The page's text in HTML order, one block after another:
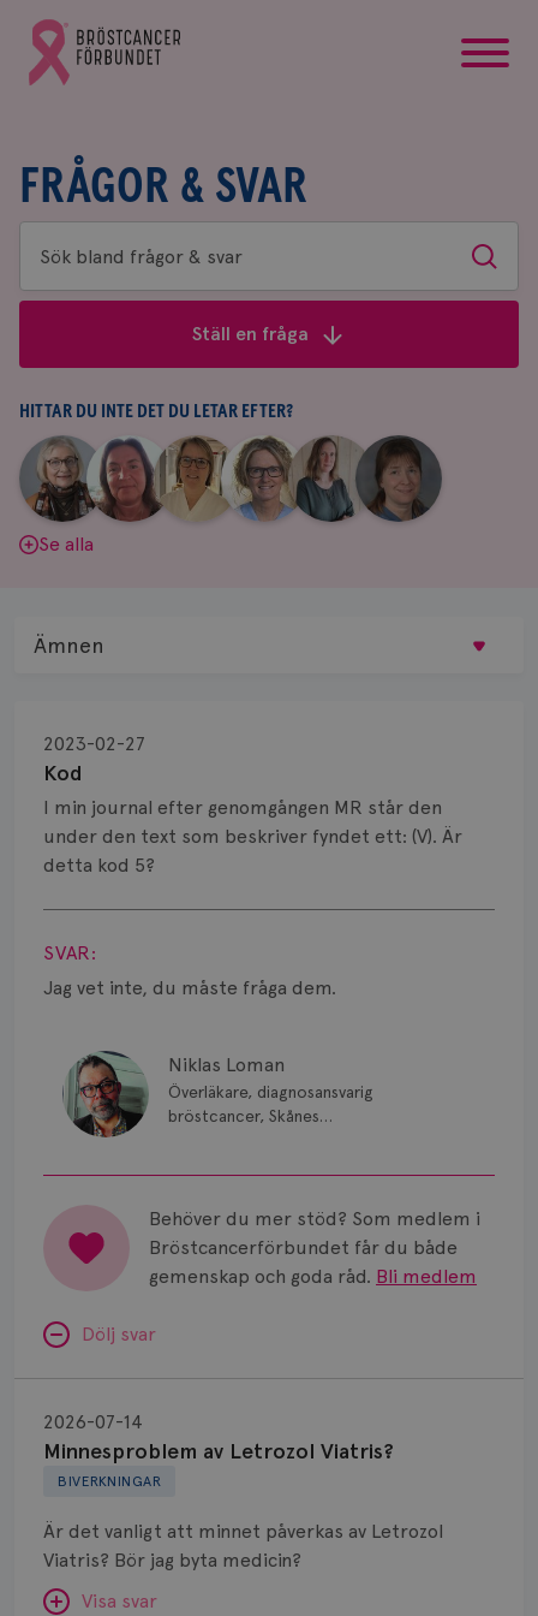
Gå
till
Bröstcancerförbundets
FRÅGOR & SVAR
Sök
bland
&
svar
Sök
Ställ en fråga
HITTAR DU INTE DET DU LETAR EFTER?
Aina
Johnsson
|
Anne
Andersson
Fredrika
Killander
|
Jeanette
Bäcklund
|
Maria
Edegran
|
Yvette
Andersson
Se alla
Kod
2023-02-27
I min journal efter genomgången MR står den
under den text som beskriver fyndet ett: (V). Är
detta kod 5?
Visa svar
SVAR:
Jag vet inte, du måste fråga dem.
Niklas Loman
Överläkare, diagnosansvarig
bröstcancer, Skånes
Behöver du mer stöd? Som medlem i
Bröstcancerförbundet får du både
gemenskap och goda råd. Bli medlem
Dölj svar
BIVERKNINGAR
Minnesproblem av Letrozol Viatris?
2026-07-14
Är det vanligt att minnet påverkas av Letrozol
Viatris? Bör jag byta medicin?
Visa svar
Letrozol
Viatris?
Ämnen
Biopsi
Biverkningar
Bröstvårta
Smärta
Prognos
Spridd bröstcancer
Strålning
Vätska